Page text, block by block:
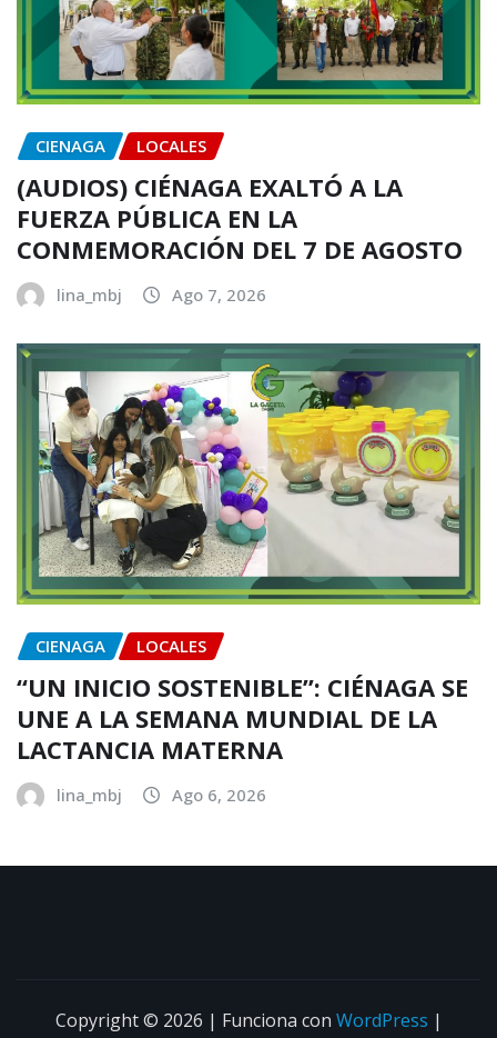
CIENAGA LOCALES
(AUDIOS) CIÉNAGA EXALTÓ A LA
FUERZA PÚBLICA EN LA
CONMEMORACIÓN DEL 7 DE AGOSTO
lina_mbj Ago 7, 2026
CIENAGA LOCALES
“UN INICIO SOSTENIBLE”: CIÉNAGA SE
UNE A LA SEMANA MUNDIAL DE LA
LACTANCIA MATERNA
lina_mbj Ago 6, 2026
Copyright © 2026 | Funciona con WordPress |